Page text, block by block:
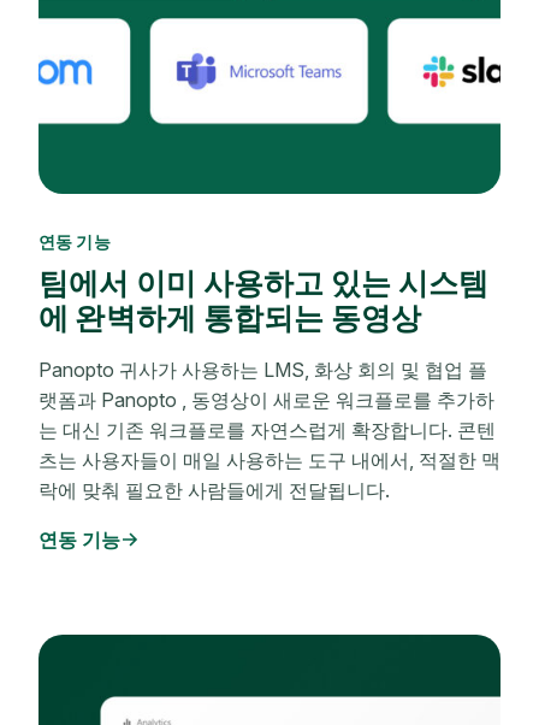
연동 기능
팀에서 이미 사용하고 있는 시스템
에 완벽하게 통합되는 동영상
Panopto 귀사가 사용하는 LMS, 화상 회의 및 협업 플
랫폼과 Panopto , 동영상이 새로운 워크플로를 추가하
는 대신 기존 워크플로를 자연스럽게 확장합니다. 콘텐
츠는 사용자들이 매일 사용하는 도구 내에서, 적절한 맥
락에 맞춰 필요한 사람들에게 전달됩니다.
연동 기능